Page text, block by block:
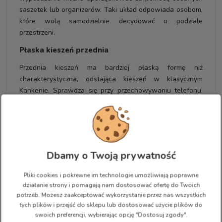
saszetek lub organizerów. Taki układ odpowiada osobom,
które wolą samodzielnie decydować o podziale
przestrzeni.
Płaska kieszeń przednia
Przednia kieszeń ma bardziej płaską formę niż
charakterystyczna, odstająca kieszeń w klasycznym
Kankenie. Sprawdza się przy przechowywaniu telefonu,
przedmiotów o niewielkiej grubości.
Zmiana konstrukcji wpływa na wygląd plecaka i ogranicza
jego objętość w przedniej części. Większe lub bardziej
przestrzenne akcesoria lepiej umieścić w komorze
Pętle do mocowania lekkich akcesoriów
Na przedniej części znajdują się pętle z taśmy
umożliwiające przypięcie niewielkiego wyposażenia, na
Dbamy o Twoją prywatność
Pliki cookies i pokrewne im technologie umożliwiają poprawne
działanie strony i pomagają nam dostosować ofertę do Twoich
potrzeb. Możesz zaakceptować wykorzystanie przez nas wszystkich
tych plików i przejść do sklepu lub dostosować użycie plików do
swoich preferencji, wybierając opcję "Dostosuj zgody".